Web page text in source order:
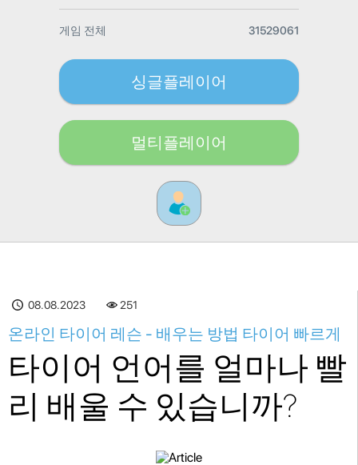
게임 전체 31529061
싱글플레이어
멀티플레이어
08.08.2023 251
온라인 타이어 레슨 - 배우는 방법 타이어 빠르게
타이어 언어를 얼마나 빨
리 배울 수 있습니까?